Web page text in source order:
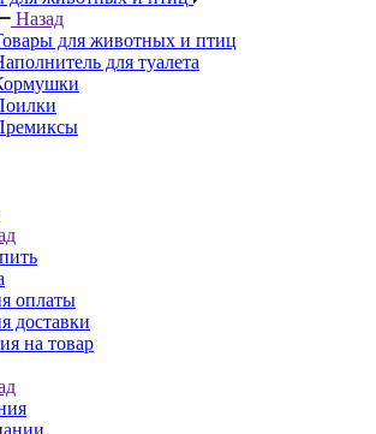
Назад
для животных и птиц
для туалета
оплаты
доставки
на товар